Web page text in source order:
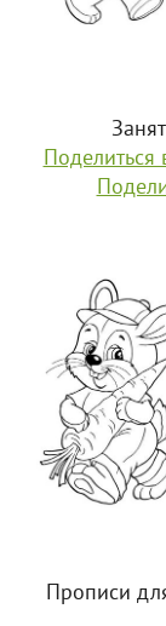
Поделиться
Прописи